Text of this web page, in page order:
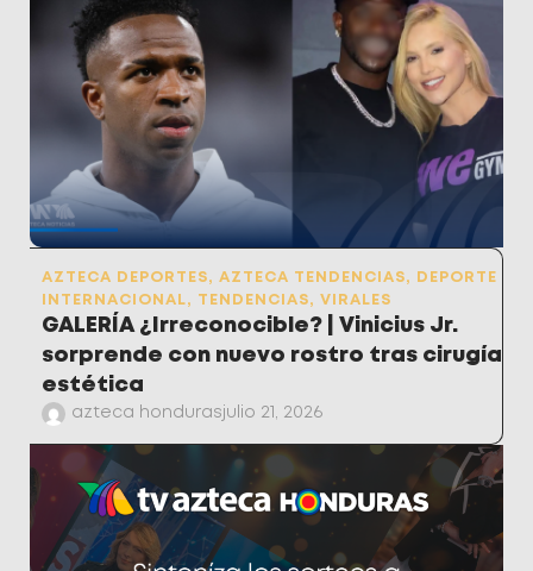
AZTECA DEPORTES, AZTECA TENDENCIAS,
DEPORTE
INTERNACIONAL, TENDENCIAS, VIRALES
GALERÍA ¿Irreconocible? | Vinicius Jr.
sorprende con nuevo rostro tras cirugía
estética
azteca honduras julio 21, 2026